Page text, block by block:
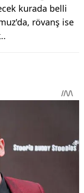
kurada belli
rövanş ise